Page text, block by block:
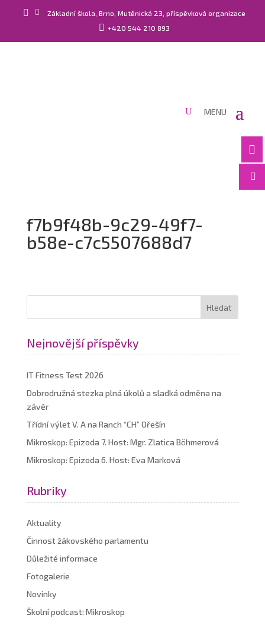
  Základní škola, Brno, Mutěnická 23, příspěvková organizace
 +420 544 210 893


f7b9f48b-9c29-49f7-
b58e-c7c5507688d7
Nejnovější příspěvky
IT Fitness Test 2026
Dobrodružná stezka plná úkolů a sladká odměna na
závěr
Třídní výlet V. A na Ranch “CH” Ořešín
Mikroskop: Epizoda 7. Host: Mgr. Zlatica Böhmerová
Mikroskop: Epizoda 6. Host: Eva Marková
Rubriky
Aktuality
Činnost žákovského parlamentu
Důležité informace
Fotogalerie
Novinky
Školní podcast: Mikroskop